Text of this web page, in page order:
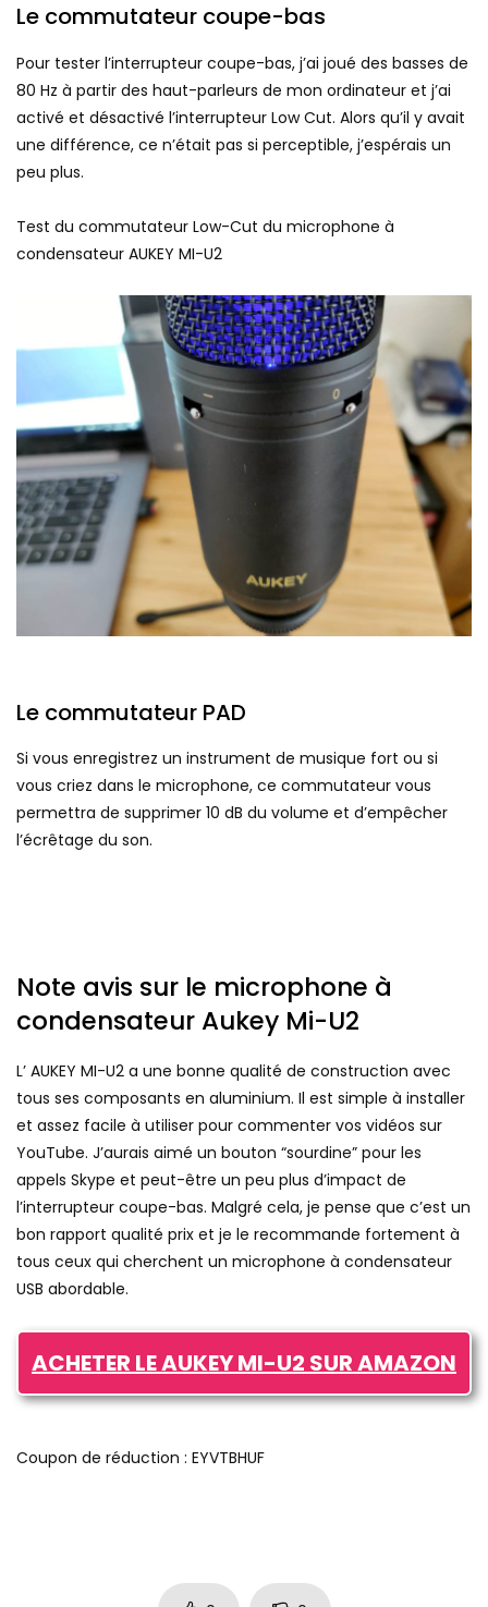
Le commutateur coupe-bas
Pour tester l’interrupteur coupe-bas, j’ai joué des basses de
80 Hz à partir des haut-parleurs de mon ordinateur et j’ai
activé et désactivé l’interrupteur Low Cut. Alors qu’il y avait
une différence, ce n’était pas si perceptible, j’espérais un
peu plus.
Test du commutateur Low-Cut du microphone à
condensateur AUKEY MI-U2
Le commutateur PAD
Si vous enregistrez un instrument de musique fort ou si
vous criez dans le microphone, ce commutateur vous
permettra de supprimer 10 dB du volume et d’empêcher
l’écrêtage du son.
Note avis sur le microphone à
condensateur Aukey Mi-U2
L’ AUKEY MI-U2 a une bonne qualité de construction avec
tous ses composants en aluminium. Il est simple à installer
et assez facile à utiliser pour commenter vos vidéos sur
YouTube. J’aurais aimé un bouton “sourdine” pour les
appels Skype et peut-être un peu plus d’impact de
l’interrupteur coupe-bas. Malgré cela, je pense que c’est un
bon rapport qualité prix et je le recommande fortement à
tous ceux qui cherchent un microphone à condensateur
USB abordable.
ACHETER LE AUKEY MI-U2 SUR AMAZON
Coupon de réduction : EYVTBHUF